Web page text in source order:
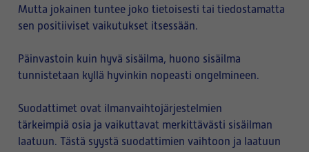
Mutta jokainen tuntee joko tietoisesti tai tiedostamatta
sen positiiviset vaikutukset itsessään.
Päinvastoin kuin hyvä sisäilma, huono sisäilma
tunnistetaan kyllä hyvinkin nopeasti ongelmineen.
Suodattimet ovat ilmanvaihtojärjestelmien
tärkeimpiä osia ja vaikuttavat merkittävästi sisäilman
laatuun. Tästä syystä suodattimien vaihtoon ja laatuun